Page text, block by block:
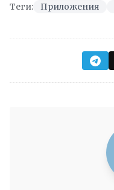
Теги: Приложения